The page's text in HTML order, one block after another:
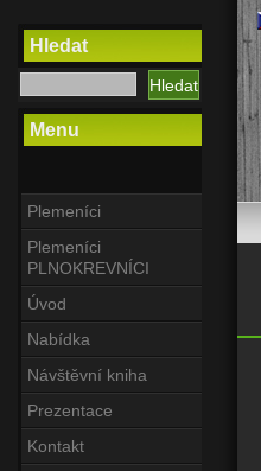
Hledat
Menu
Plemeníci
Plemeníci
PLNOKREVNÍCI
Úvod
Nabídka
Návštěvní kniha
Prezentace
Kontakt